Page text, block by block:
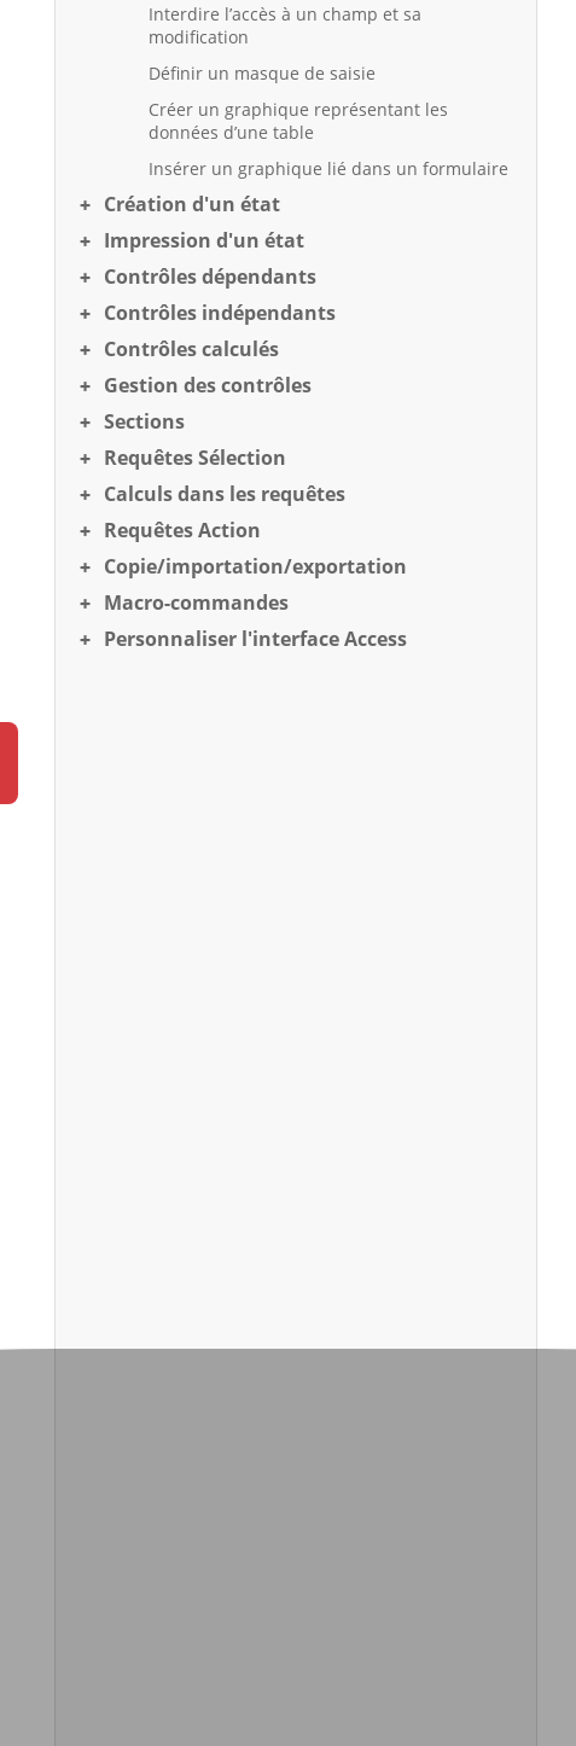
Interdire l’accès à un champ et sa
modification
Définir un masque de saisie
Créer un graphique représentant les
données d’une table
Insérer un graphique lié dans un formulaire
Création d'un état
Impression d'un état
Contrôles dépendants
Contrôles indépendants
Contrôles calculés
Gestion des contrôles
Sections
Requêtes Sélection
Calculs dans les requêtes
Requêtes Action
Copie/importation/exportation
Macro-commandes
Personnaliser l'interface Access